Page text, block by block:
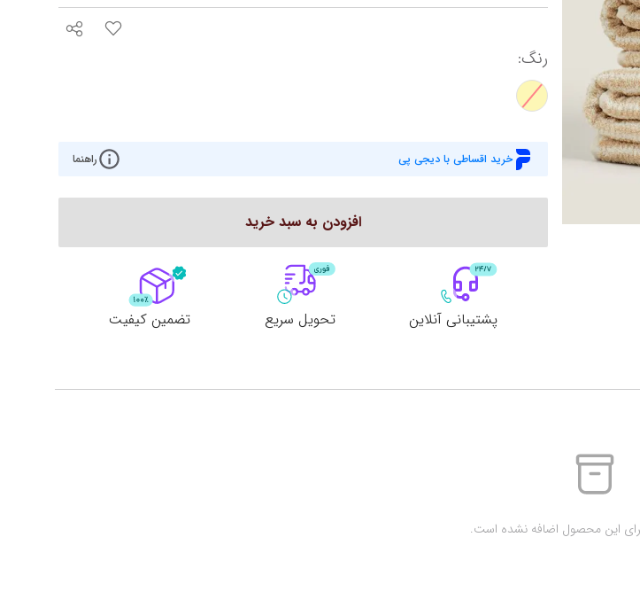
آباژور
رومیزی و شال مبل
نمایش همه محصولات
پیشبند و حوله آشپزخانه
سرویس غذاخوری
رنگ:
خرید اقساطی با دیجی پی راهنما
افزودن به سبد خرید
پشتیبانی آنلاین تحویل سریع تضمین کیفیت